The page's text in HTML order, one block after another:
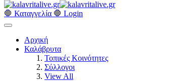
🛑 Καταγγελία 🛑 Login
Αρχική
Καλάβρυτα
Τοπικές Κοινότητες
Σύλλογοι
View All